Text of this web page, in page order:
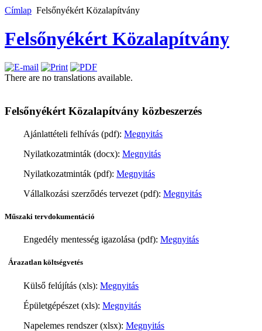
Címlap Felsőnyékért Közalapítvány
Felsőnyékért Közalapítvány
There are no translations available.
Felsőnyékért Közalapítvány közbeszerzés
Ajánlattételi felhívás (pdf): Megnyitás
Nyilatkozatminták (docx): Megnyitás
Nyilatkozatminták (pdf): Megnyitás
Vállalkozási szerződés tervezet (pdf): Megnyitás
Műszaki tervdokumentáció
Engedély mentesség igazolása (pdf): Megnyitás
Árazatlan költségvetés
Külső felújítás (xls): Megnyitás
Épületgépészet (xls): Megnyitás
Napelemes rendszer (xlsx): Megnyitás